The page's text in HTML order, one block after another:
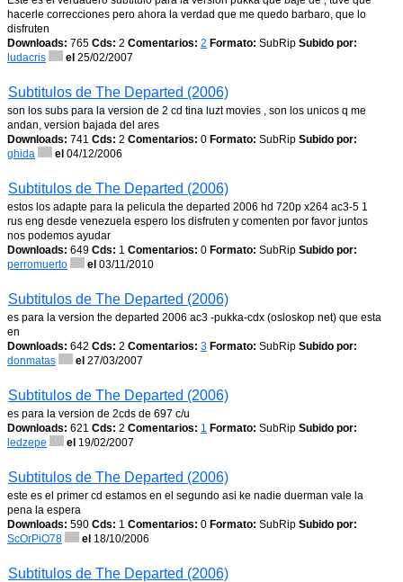
hacerle correcciones pero ahora la verdad que me quedo barbaro, que lo
disfruten
Downloads: 765 Cds: 2 Comentarios: 2 Formato: SubRip Subido por:
ludacris
el 25/02/2007
Subtitulos de The Departed (2006)
son los subs para la version de 2 cd tina luzt movies , son los unicos q me
andan, version bajada del ares
Downloads: 741 Cds: 2 Comentarios: 0 Formato: SubRip Subido por:
ghida
el 04/12/2006
Subtitulos de The Departed (2006)
estos los adapte para la pelicula the departed 2006 hd 720p x264 ac3-5 1
rus eng desde venezuela espero los disfruten y comenten por favor juntos
nos podemos ayudar
Downloads: 649 Cds: 1 Comentarios: 0 Formato: SubRip Subido por:
perromuerto
el 03/11/2010
Subtitulos de The Departed (2006)
es para la version the departed 2006 ac3 -pukka-cdx (osloskop net) que esta
en
Downloads: 642 Cds: 2 Comentarios: 3 Formato: SubRip Subido por:
donmatas
el 27/03/2007
Subtitulos de The Departed (2006)
es para la version de 2cds de 697 c/u
Downloads: 621 Cds: 2 Comentarios: 1 Formato: SubRip Subido por:
ledzepe
el 19/02/2007
Subtitulos de The Departed (2006)
este es el primer cd estamos en el segundo asi ke nadie duerman vale la
pena la espera
Downloads: 590 Cds: 1 Comentarios: 0 Formato: SubRip Subido por:
ScOrPiO78
el 18/10/2006
Subtitulos de The Departed (2006)